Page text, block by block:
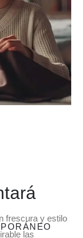
frescura y estilo
las